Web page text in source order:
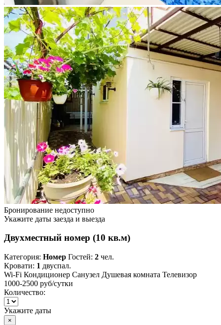
Бронирование недоступно
Укажите даты заезда и выезда
Двухместный номер (10 кв.м)
Категория: Номер Гостей: 2 чел.
Кровати: 1 двуспал.
Wi-Fi Кондиционер Санузел Душевая комната Телевизор
1000-2500 руб/сутки
Количество:
Укажите даты
×